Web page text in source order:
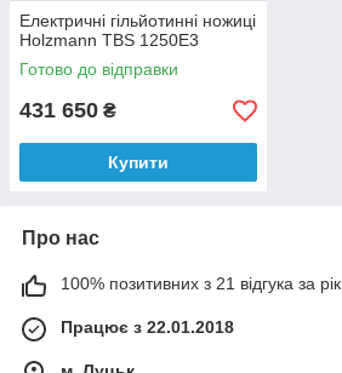
Електричні гільйотинні ножиці
Holzmann TBS 1250E3
Готово до відправки
431 650 ₴
Купити
Про нас
100% позитивних з 21 відгука за рік
Працює з 22.01.2018